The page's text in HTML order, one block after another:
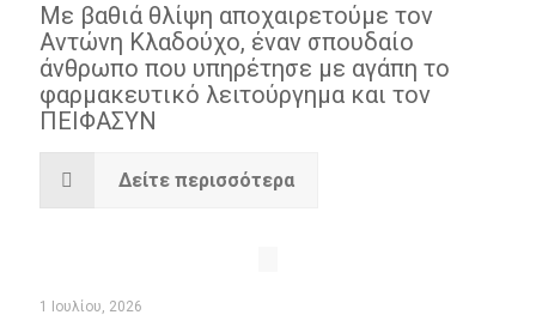
Με βαθιά θλίψη αποχαιρετούμε τον
Αντώνη Κλαδούχο, έναν σπουδαίο
άνθρωπο που υπηρέτησε με αγάπη το
φαρμακευτικό λειτούργημα και τον
ΠΕΙΦΑΣΥΝ
Δείτε περισσότερα
1 Ιουλίου, 2026